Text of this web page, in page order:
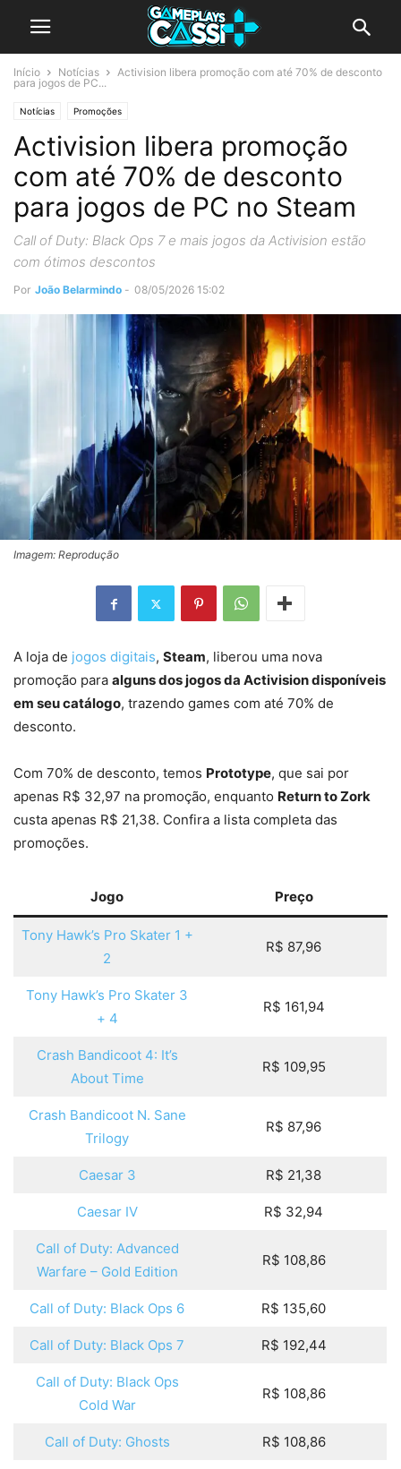
Início Notícias
Activision libera promoção com até 70% de desconto
para jogos de PC...
Notícias Promoções
Activision libera promoção
com até 70% de desconto
para jogos de PC no Steam
Call of Duty: Black Ops 7 e mais jogos da Activision estão
com ótimos descontos
Por João Belarmindo - 08/05/2026 15:02
Imagem: Reprodução
A loja de jogos digitais, Steam, liberou uma nova
promoção para alguns dos jogos da Activision disponíveis
em seu catálogo, trazendo games com até 70% de
desconto.
Com 70% de desconto, temos Prototype, que sai por
apenas R$ 32,97 na promoção, enquanto Return to Zork
custa apenas R$ 21,38. Confira a lista completa das
promoções.
Jogo Preço
Tony Hawk’s Pro Skater 1 +
2
R$ 87,96
Tony Hawk’s Pro Skater 3
+ 4
R$ 161,94
Crash Bandicoot 4: It’s
About Time
R$ 109,95
Crash Bandicoot N. Sane
Trilogy
R$ 87,96
Caesar 3 R$ 21,38
Caesar IV R$ 32,94
Call of Duty: Advanced
Warfare – Gold Edition
R$ 108,86
Call of Duty: Black Ops 6 R$ 135,60
Call of Duty: Black Ops 7 R$ 192,44
Call of Duty: Black Ops
Cold War
R$ 108,86
Call of Duty: Ghosts R$ 108,86